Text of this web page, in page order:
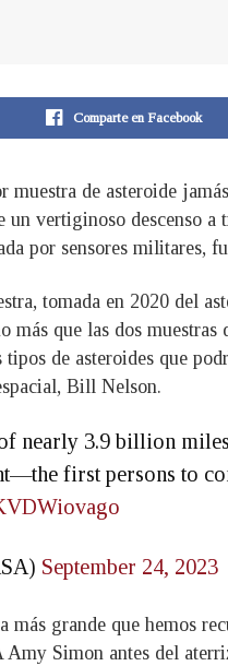
Comparte en Facebook
muestra de asteroide
un vertiginoso descenso a
por sensores militares,
tomada en 2020 del
más que las dos
de asteroides que
Bill Nelson.
nearly 3.9 billion
first persons to
September 24, 2023
más grande que hemos
Simon antes del